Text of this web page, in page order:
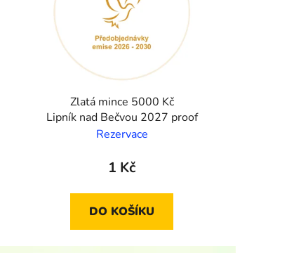
Zlatá mince 5000 Kč
Lipník nad Bečvou 2027 proof
Rezervace
1 Kč
DO KOŠÍKU